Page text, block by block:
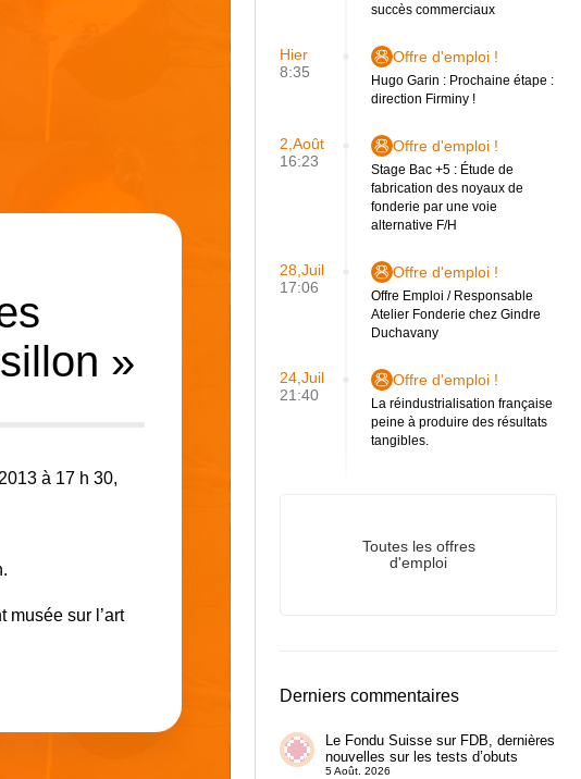
»
à 17 h 30,
musée sur l’art
succès commerciaux
Hier
8:35
Offre d'emploi !
Hugo Garin : Prochaine étape :
direction Firminy !
2,Août
16:23
Offre d'emploi !
Stage Bac +5 : Étude de
fabrication des noyaux de
fonderie par une voie
alternative F/H
28,Juil
17:06
Offre d'emploi !
Offre Emploi / Responsable
Atelier Fonderie chez Gindre
Duchavany
24,Juil
21:40
Offre d'emploi !
La réindustrialisation française
peine à produire des résultats
tangibles.
Toutes les offres
d'emploi
Derniers commentaires
Le Fondu Suissesur FDB, dernières
nouvelles sur les tests d’obuts
5 Août. 2026